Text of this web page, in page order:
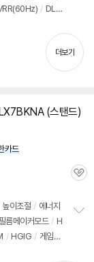
/ DL
기
더보기
(스탠드)
카드
관
높이조절 / 에너지
름메이커모드 / H
/ HGIG / 게임모